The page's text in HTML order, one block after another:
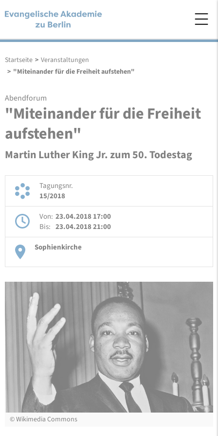
Startseite > Veranstaltungen
> "Miteinander für die Freiheit aufstehen"
Abendforum
"Miteinander für die Freiheit
aufstehen"
Martin Luther King Jr. zum 50. Todestag
Tagungsnr.
15/2018
Von: 23.04.2018 17:00
Bis: 23.04.2018 21:00
Sophienkirche
©Wikimedia Commons